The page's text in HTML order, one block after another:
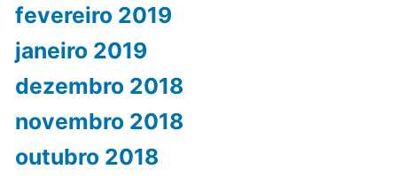
fevereiro 2019
janeiro 2019
dezembro 2018
novembro 2018
outubro 2018